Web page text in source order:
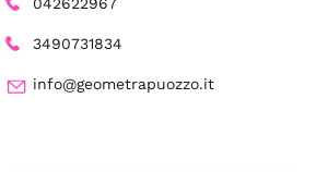
3490731834
info@geometrapuozzo.it